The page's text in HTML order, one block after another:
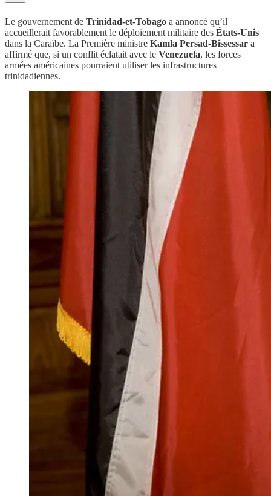
Le gouvernement de Trinidad-et-Tobago a annoncé qu’il
accueillerait favorablement le déploiement militaire des États-Unis
dans la Caraïbe. La Première ministre Kamla Persad-Bissessar a
affirmé que, si un conflit éclatait avec le Venezuela, les forces
armées américaines pourraient utiliser les infrastructures
trinidadiennes.